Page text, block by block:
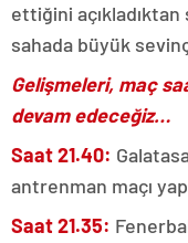
ettiğini
sahada büyük sevinç
Gelişmeleri, maç
devam edeceğiz…
Saat 21.40:
antrenman maçı
Saat 21.35: